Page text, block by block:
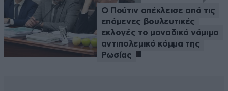
Ο Πούτιν απέκλεισε από τις
επόμενες βουλευτικές
εκλογές το μοναδικό νόμιμο
αντιπολεμικό κόμμα της
Ρωσίας